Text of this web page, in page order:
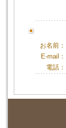
お名前：
E-mail：
電話：